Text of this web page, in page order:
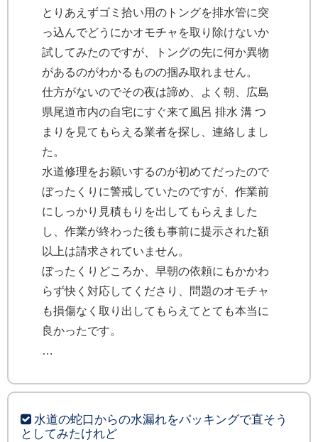
とりあえずゴミ拾い用のトングを排水管に突
っ込んでどうにかオモチャを取り除けないか
試してみたのですが、トングの先に何か異物
があるのがわかるものの掴み取れません。
仕方がないのでその夜は諦め、よく朝、広島
県尾道市内の自宅にすぐ来て風呂 排水 溝 つ
まりを見てもらえる業者を探し、連絡しまし
た。
水道修理をお願いするのが初めてだったので
ぼったくりに警戒していたのですが、作業前
にしっかり見積もりを出してもらえました
し、作業が終わった後も事前に提示された額
以上は請求されていません。
ぼったくりどころか、早朝の依頼にもかかわ
らず快く対応してくださり、問題のオモチャ
も損傷なく取り出してもらえてとても本当に
良かったです。
水道の蛇口からの水漏れをパッキングで直そう
としてみたけれど